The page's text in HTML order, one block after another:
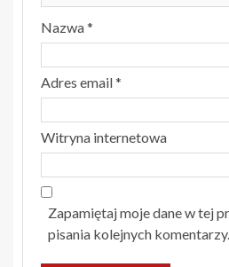
Nazwa*
Adres email*
Witryna internetowa
Zapamiętaj moje dane w tej
pisania kolejnych komentarzy.